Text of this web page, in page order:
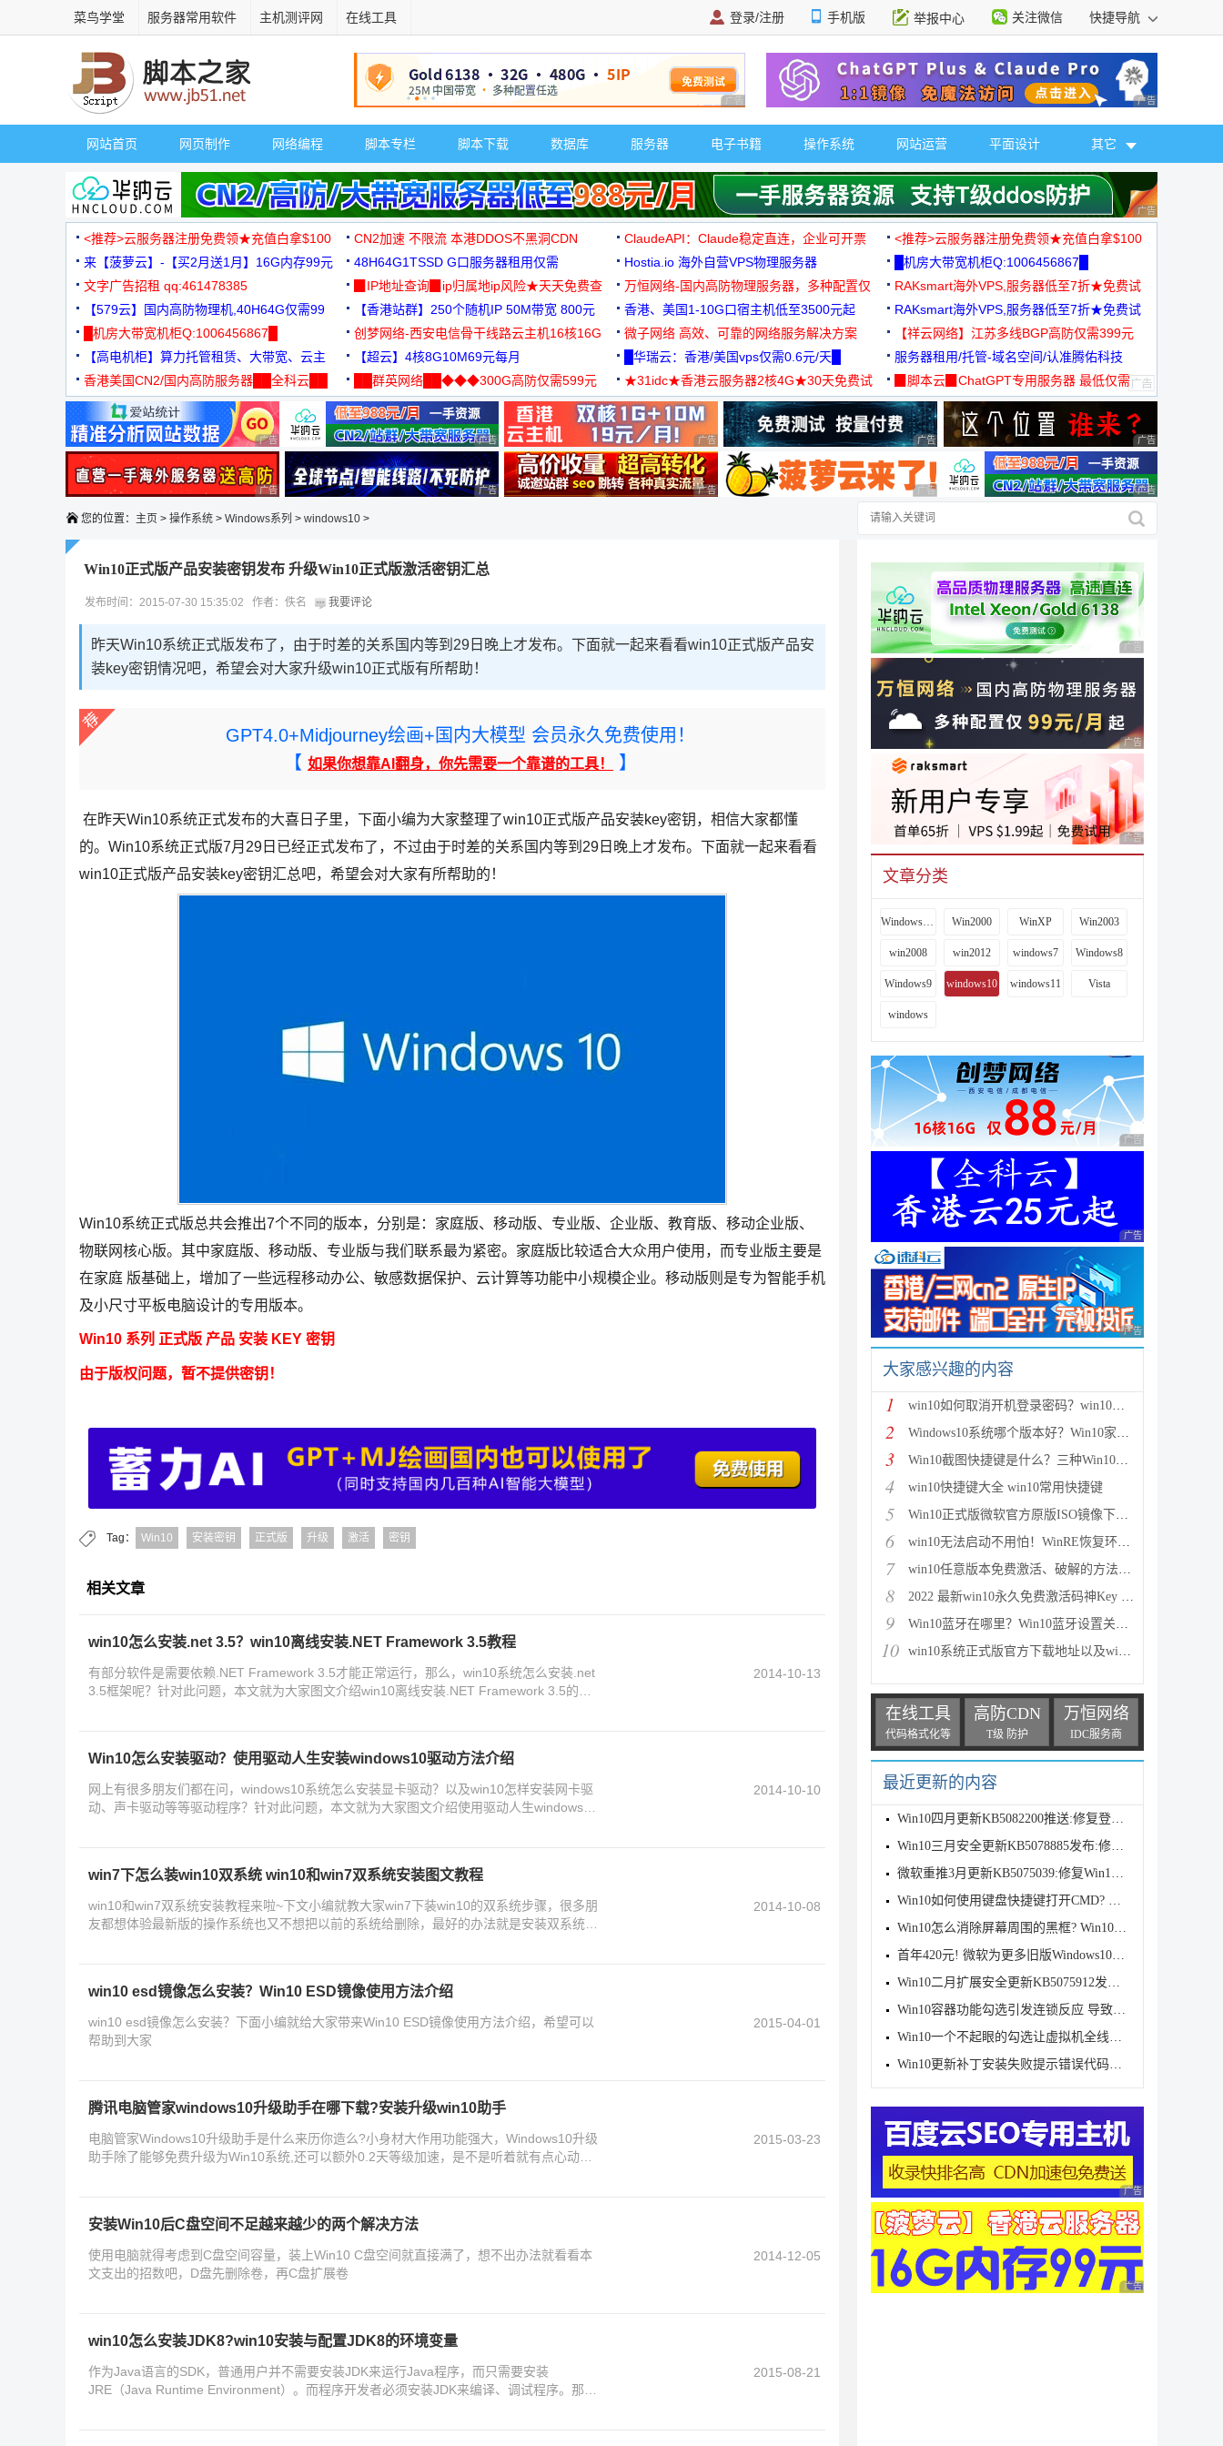
菜鸟学堂 服务器常用软件 主机测评网 在线工具 登录/注册 手机版 举报中心 关注微信 快捷导航
广告 商业广告，理性选择 广告 商业广告，理
网站首页 网页制作 网络编程 脚本专栏 脚本下载 数据库 服务器 电子书籍 操作系统 网站运营 平面设计 其它
广告 商业广告，理
<推荐>云服务器注册免费领★充值白拿$100 CN2加速 不限流 本港DDOS不黑洞CDN ClaudeAPI：Claude稳定直连，企业可开票
<推荐>云服务器注册免费领★充值白拿$100
来【菠萝云】-【买2月送1月】16G内存99元
48H64G1TSSD G口服务器租用仅需
3000+可免费测试
Hostia.io 海外自营VPS物理服务器
█机房大带宽机柜Q:1006456867█
文字广告招租 qq:461478385
▉IP地址查询▉ip归属地ip风险★天天免费查
万恒网络-国内高防物理服务器，多种配置仅
99元/月起
RAKsmart海外VPS,服务器低至7折★免费试
用★
【579云】国内高防物理机,40H64G仅需99
元
【香港站群】250个随机IP 50M带宽 800元 香港、美国1-10G口宿主机低至3500元起
RAKsmart海外VPS,服务器低至7折★免费试
用★
█机房大带宽机柜Q:1006456867█
创梦网络-西安电信骨干线路云主机16核16G
88元/月
微子网络 高效、可靠的网络服务解决方案
【祥云网络】江苏多线BGP高防仅需399元
【高电机柜】算力托管租赁、大带宽、云主
机
【超云】4核8G10M69元每月 █华瑞云：香港/美国vps仅需0.6元/天█
服务器租用/托管-域名空间/认准腾佑科技
香港美国CN2/国内高防服务器██全科云██
██群英网络██◆◆◆300G高防仅需599元
◆◆◆
★31idc★香港云服务器2核4G★30天免费试
用◆
▉脚本云▉ChatGPT专用服务器 最低仅需
19元/月
广告 商业广告，理性选择 广告 商业广告，理性选择 广告 商业广告，理性选择 广告 商业广告，理性选择 广告 商业广告，理
广告 商业广告，理性选择 广告 商业广告，理性选择 广告 商业广告，理性选择 广告 商业广告，理性选择 广告 商业广告，理
您的位置： 主页 > 操作系统 > Windows系列 > windows10 >
Win10正式版产品安装密钥发布 升级Win10正式版激活密钥汇总
发布时间：2015-07-30 15:35:02 作者：佚名 我要评论
昨天Win10系统正式版发布了，由于时差的关系国内等到29日晚上才发布。下面就一起来看看win10正式版产品安
装key密钥情况吧，希望会对大家升级win10正式版有所帮助！
GPT4.0+Midjourney绘画+国内大模型 会员永久免费使用！
【 如果你想靠AI翻身，你先需要一个靠谱的工具！ 】
在昨天Win10系统正式发布的大喜日子里，下面小编为大家整理了win10正式版产品安装key密钥，相信大家都懂
的。Win10系统正式版7月29日已经正式发布了，不过由于时差的关系国内等到29日晚上才发布。下面就一起来看看
win10正式版产品安装key密钥汇总吧，希望会对大家有所帮助的！
Win10系统正式版总共会推出7个不同的版本，分别是：家庭版、移动版、专业版、企业版、教育版、移动企业版、
物联网核心版。其中家庭版、移动版、专业版与我们联系最为紧密。家庭版比较适合大众用户使用，而专业版主要是
在家庭 版基础上，增加了一些远程移动办公、敏感数据保护、云计算等功能中小规模企业。移动版则是专为智能手机
及小尺寸平板电脑设计的专用版本。
Win10 系列 正式版 产品 安装 KEY 密钥
由于版权问题，暂不提供密钥！
Tag： Win10 安装密钥 正式版 升级 激活 密钥
相关文章
win10怎么安装.net 3.5？win10离线安装.NET Framework 3.5教程
有部分软件是需要依赖.NET Framework 3.5才能正常运行，那么，win10系统怎么安装.net
3.5框架呢？针对此问题，本文就为大家图文介绍win10离线安装.NET Framework 3.5的方
2014-10-13
Win10怎么安装驱动？使用驱动人生安装windows10驱动方法介绍
网上有很多朋友们都在问，windows10系统怎么安装显卡驱动？以及win10怎样安装网卡驱
动、声卡驱动等等驱动程序？针对此问题，本文就为大家图文介绍使用驱动人生windows10
2014-10-10
win7下怎么装win10双系统 win10和win7双系统安装图文教程
win10和win7双系统安装教程来啦~下文小编就教大家win7下装win10的双系统步骤，很多朋
友都想体验最新版的操作系统也又不想把以前的系统给删除，最好的办法就是安装双系统啦
2014-10-08
win10 esd镜像怎么安装？Win10 ESD镜像使用方法介绍
win10 esd镜像怎么安装？下面小编就给大家带来Win10 ESD镜像使用方法介绍，希望可以
帮助到大家
2015-04-01
腾讯电脑管家windows10升级助手在哪下载?安装升级win10助手
电脑管家Windows10升级助手是什么来历你造么?小身材大作用功能强大，Windows10升级
助手除了能够免费升级为Win10系统,还可以额外0.2天等级加速，是不是听着就有点心动
2015-03-23
安装Win10后C盘空间不足越来越少的两个解决方法
使用电脑就得考虑到C盘空间容量，装上Win10 C盘空间就直接满了，想不出办法就看看本
文支出的招数吧，D盘先删除卷，再C盘扩展卷
2014-12-05
win10怎么安装JDK8?win10安装与配置JDK8的环境变量
作为Java语言的SDK，普通用户并不需要安装JDK来运行Java程序，而只需要安装
JRE（Java Runtime Environment）。而程序开发者必须安装JDK来编译、调试程序。那么
2015-08-21
广告 商业广告，理性
广告 商业广告，理性
广告 商业广告，理性
文章分类
Windows 9x Win2000 WinXP Win2003
win2008 win2012 windows7 Windows8
Windows9 windows10 windows11 Vista
windows
广告 商业广告，理性
广告 商业广告，理性
广告 商业广告，理性
大家感兴趣的内容
1 win10如何取消开机登录密码？win10取消登录密码方法图
2 Windows10系统哪个版本好？Win10家庭版和专业版的区别
3 Win10截图快捷键是什么？三种Win10截图方法介绍
4 win10快捷键大全 win10常用快捷键
5 Win10正式版微软官方原版ISO镜像下载大全(32位/64位)
6 win10无法启动不用怕！WinRE恢复环境轻松修复win10系
7 win10任意版本免费激活、破解的方法步骤
8 2022 最新win10永久免费激活码神Key win10安装密钥激
9 Win10蓝牙在哪里？Win10蓝牙设置关闭或开启方法图解
10 win10系统正式版官方下载地址以及win10系统正式版两种
在线工具
代码格式化等
高防CDN
T级 防护
万恒网络
IDC服务商
最近更新的内容
Win10四月更新KB5082200推送:修复登录与远程桌面漏洞
Win10三月安全更新KB5078885发布:修复卡死/更新证书/
微软重推3月更新KB5075039:修复Win10恢复环境故障
Win10如何使用键盘快捷键打开CMD? 键盘打开命令提示符
Win10怎么消除屏幕周围的黑框? Win10全屏黑边解决方案
首年420元! 微软为更多旧版Windows10推出ESU付费安全
Win10二月扩展安全更新KB5075912发布: 修复6个在野零
Win10容器功能勾选引发连锁反应 导致虚拟机全线瘫痪：
Win10一个不起眼的勾选让虚拟机全线瘫痪:附解决办法
Win10更新补丁安装失败提示错误代码0x800f0922的解决
广告 商业广告，理性
广告 商业广告，理性